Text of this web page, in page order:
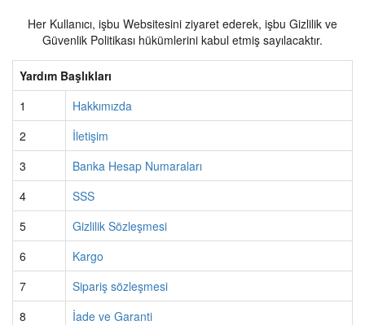
Her Kullanıcı, işbu Websitesini ziyaret ederek, işbu Gizlilik ve
Güvenlik Politikası hükümlerini kabul etmiş sayılacaktır.
Yardım Başlıkları
1
Hakkımızda
2
İletişim
3
Banka Hesap Numaraları
4
SSS
5
Gizlilik Sözleşmesi
6
Kargo
7
Sipariş sözleşmesi
8
İade ve Garanti